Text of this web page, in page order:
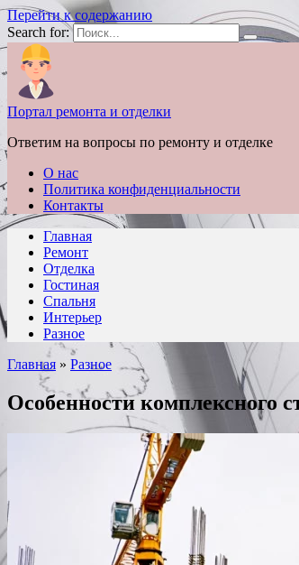
Перейти к содержанию
Search for:
Портал ремонта и отделки
Ответим на вопросы по ремонту и отделке
О нас
Политика конфиденциальности
Контакты
Главная
Ремонт
Отделка
Гостиная
Спальня
Интерьер
Разное
Главная » Разное
Особенности комплексного